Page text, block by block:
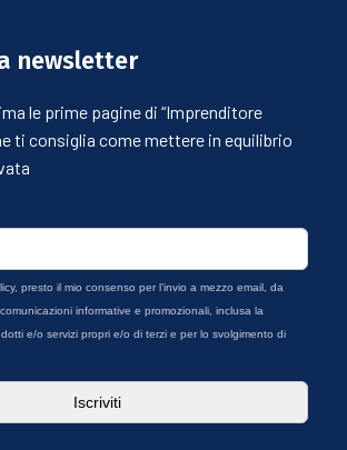
newsletter
le prime pagine di “Imprenditore
ti consiglia come mettere in equilibrio
, presto il mio consenso per l’invio a mezzo email, da
informative e promozionali, inclusa la
e/o servizi propri e/o di terzi e per lo svolgimento di